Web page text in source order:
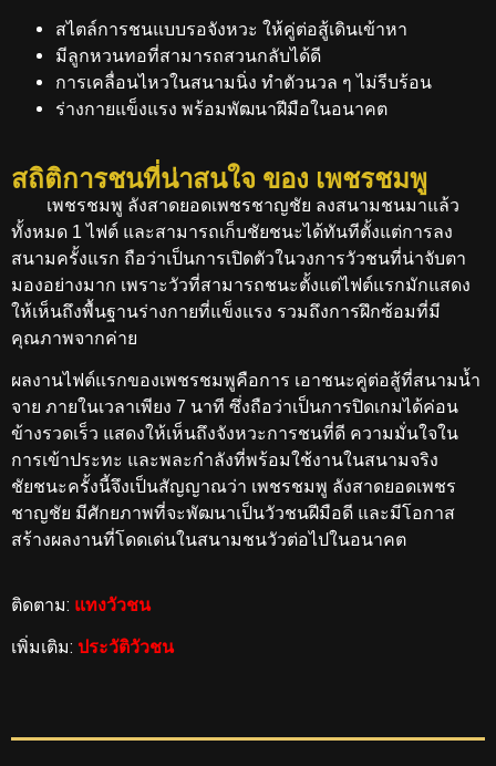
สไตล์การชนแบบรอจังหวะ ให้คู่ต่อสู้เดินเข้าหา
มีลูกหวนทอที่สามารถสวนกลับได้ดี
การเคลื่อนไหวในสนามนิ่ง ทำตัวนวล ๆ ไม่รีบร้อน
ร่างกายแข็งแรง พร้อมพัฒนาฝีมือในอนาคต
สถิติการชนที่น่าสนใจ ของ เพชรชมพู
เพชรชมพู ลังสาดยอดเพชรชาญชัย ลงสนามชนมาแล้ว
ทั้งหมด 1 ไฟต์ และสามารถเก็บชัยชนะได้ทันทีตั้งแต่การลง
สนามครั้งแรก ถือว่าเป็นการเปิดตัวในวงการวัวชนที่น่าจับตา
มองอย่างมาก เพราะวัวที่สามารถชนะตั้งแต่ไฟต์แรกมักแสดง
ให้เห็นถึงพื้นฐานร่างกายที่แข็งแรง รวมถึงการฝึกซ้อมที่มี
คุณภาพจากค่าย
ผลงานไฟต์แรกของเพชรชมพูคือการ เอาชนะคู่ต่อสู้ที่สนามน้ำ
จาย ภายในเวลาเพียง 7 นาที ซึ่งถือว่าเป็นการปิดเกมได้ค่อน
ข้างรวดเร็ว แสดงให้เห็นถึงจังหวะการชนที่ดี ความมั่นใจใน
การเข้าประทะ และพละกำลังที่พร้อมใช้งานในสนามจริง
ชัยชนะครั้งนี้จึงเป็นสัญญาณว่า เพชรชมพู ลังสาดยอดเพชร
ชาญชัย มีศักยภาพที่จะพัฒนาเป็นวัวชนฝีมือดี และมีโอกาส
สร้างผลงานที่โดดเด่นในสนามชนวัวต่อไปในอนาคต
ติดตาม: แทงวัวชน
เพิ่มเติม: ประวัติวัวชน